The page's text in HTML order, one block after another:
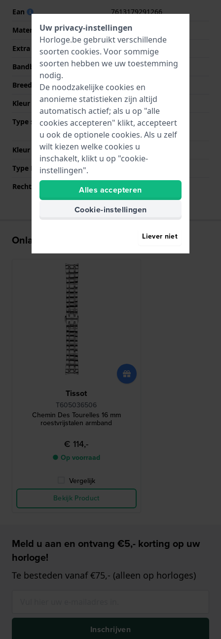
Ean
7613179291266
Materiaal Band
Roestvrij staal
Extra info
Stainless Steel Bracelet
Bandbreedte
16 mm
Breedte bandaanzet
16 mm
Kleur Band
Zilver
Type sluiting
Vlindersluiting met
drukknoppen
Kleur sluiting
Zilver
Type Bevestiging
Rechte aanzet
Nee
Onlangs bekeken
Tissot
T605036506
Chemin Des Tourelles 16 mm
roestvrijstalen armband
€ 114,-
● Op voorraad
Vergelijk
Bekijk Product
Meld u aan en ontvang €5,- korting op uw
horloge!
Te besteden vanaf €75,- (alleen op horloges)
Inschrijven
Uw privacy-instellingen
Horloge.be gebruikt verschillende
soorten cookies. Voor sommige
soorten hebben we uw toestemming
nodig.
De noodzakelijke cookies en
anonieme statistieken zijn altijd
automatisch actief; als u op "alle
cookies accepteren" klikt, accepteert
u ook de optionele cookies. Als u zelf
wilt kiezen welke cookies u
inschakelt, klikt u op "cookie-
instellingen".
Alles accepteren
Cookie-instellingen
Liever niet